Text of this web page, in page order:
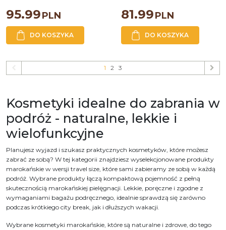
95.99PLN
DO KOSZYKA
81.99PLN
DO KOSZYKA
1 2 3
Kosmetyki idealne do zabrania w
podróż - naturalne, lekkie i
wielofunkcyjne
Planujesz wyjazd i szukasz praktycznych kosmetyków, które możesz
zabrać ze sobą? W tej kategorii znajdziesz wyselekcjonowane produkty
marokańskie w wersji travel size, które sami zabieramy ze sobą w każdą
podróż. Wybrane produkty łączą kompaktową pojemność z pełną
skutecznością marokańskiej pielęgnacji. Lekkie, poręczne i zgodne z
wymaganiami bagażu podręcznego, idealnie sprawdzą się zarówno
podczas krótkiego city break, jak i dłuższych wakacji.
Wybrane kosmetyki marokańskie, które są naturalne i zdrowe, do tego